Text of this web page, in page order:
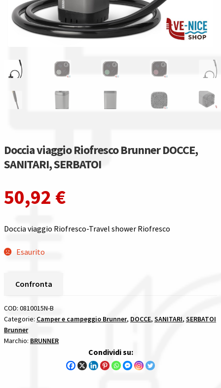
Confronta
Riepilogo ordine
Spedizioni in europa
Tutte le categorie dei prodotti
Checkout
Il mio account
Doccia viaggio Riofresco Brunner DOCCE,
SANITARI, SERBATOI
50,92 €
Doccia viaggio Riofresco-Travel shower Riofresco
Esaurito
Confronta
COD: 0810015N-B
Categorie: Camper e campeggio Brunner, DOCCE, SANITARI, SERBATOI
Brunner
Marchio: BRUNNER
Condividi su: